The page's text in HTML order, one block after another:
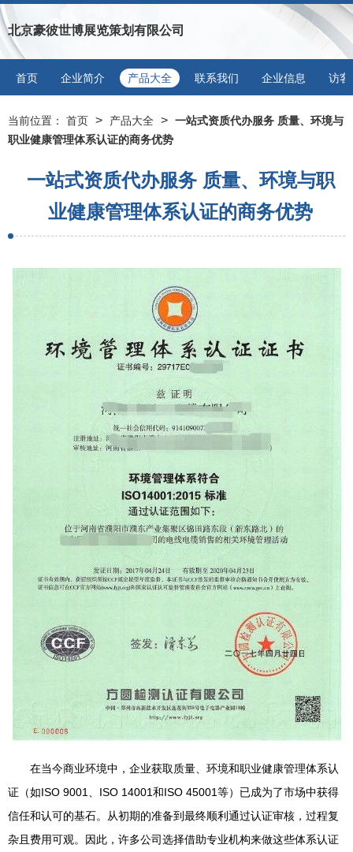
北京豪彼世博展览策划有限公司
首页 企业简介 产品大全 联系我们 企业信息 访客
当前位置： 首页 > 产品大全 > 一站式资质代办服务 质量、环境与
职业健康管理体系认证的商务优势
一站式资质代办服务 质量、环境与职
业健康管理体系认证的商务优势
在当今商业环境中，企业获取质量、环境和职业健康管理体系认
证（如ISO 9001、ISO 14001和ISO 45001等）已成为了市场中获得
信任和认可的基石。从初期的准备到最终顺利通过认证审核，过程复
杂且费用可观。因此，许多公司选择借助专业机构来做这些体系认证